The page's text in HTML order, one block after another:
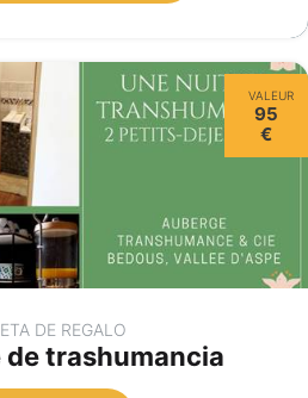
VALEUR
95
€
DE REGALO
de trashumancia